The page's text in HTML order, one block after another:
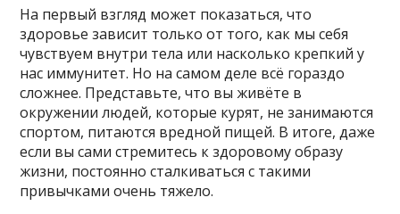
На первый взгляд может показаться, что
здоровье зависит только от того, как мы себя
чувствуем внутри тела или насколько крепкий у
нас иммунитет. Но на самом деле всё гораздо
сложнее. Представьте, что вы живёте в
окружении людей, которые курят, не занимаются
спортом, питаются вредной пищей. В итоге, даже
если вы сами стремитесь к здоровому образу
жизни, постоянно сталкиваться с такими
привычками очень тяжело.